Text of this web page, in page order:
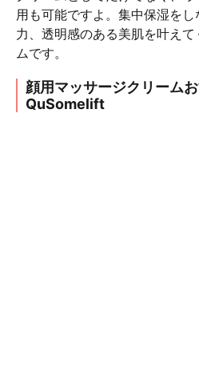
用も可能ですよ。集中保湿を
力、透明感のある美肌を叶え
ムです。
顔用マッサージクリーム
QuSomelift